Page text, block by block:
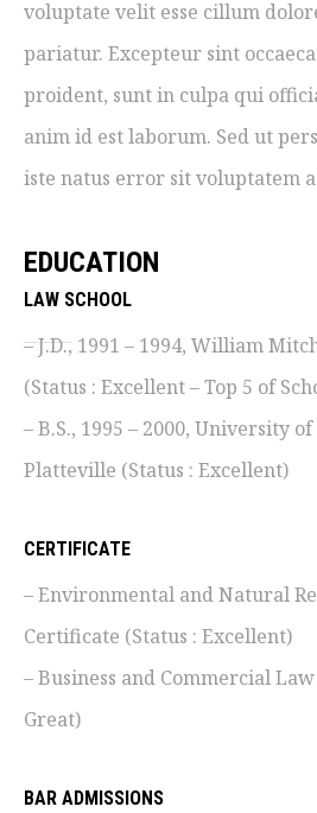
voluptate velit esse cillum
pariatur. Excepteur sint
proident, sunt in culpa qui
anim id est laborum. Sed ut
iste natus error sit voluptatem
EDUCATION
LAW SCHOOL
– J.D., 1991 – 1994, William
(Status : Excellent – Top 5 of
– B.S., 1995 – 2000, University
Platteville (Status : Excellent)
CERTIFICATE
– Environmental and Natural
Certificate (Status : Excellent)
– Business and Commercial
Great)
BAR ADMISSIONS